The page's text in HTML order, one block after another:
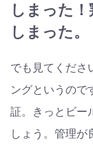
しまった
しまった。
でも見てくださ
ングというので
証。きっとビー
しょう。管理が